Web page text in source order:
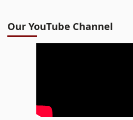
Our YouTube Channel